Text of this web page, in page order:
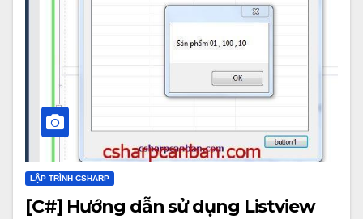
LẬP TRÌNH CSHARP
[C#] Hướng dẫn sử dụng Listview